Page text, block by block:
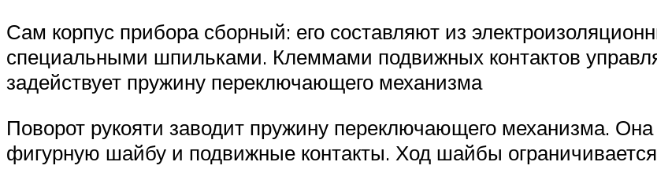
Сам корпус прибора сборный: его составляют из
специальными шпильками. Клеммами подвижных контактов
задействует пружину переключающего механизма
Поворот рукояти заводит пружину переключающего механизма. Она
фигурную шайбу и подвижные контакты. Ход шайбы